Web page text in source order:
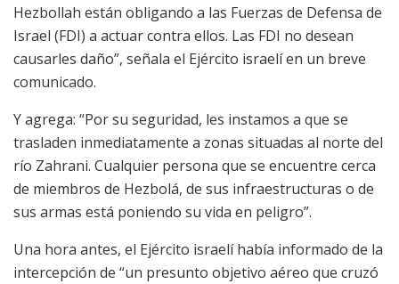
Hezbollah están obligando a las Fuerzas de Defensa de
Israel (FDI) a actuar contra ellos. Las FDI no desean
causarles daño”, señala el Ejército israelí en un breve
comunicado.
Y agrega: “Por su seguridad, les instamos a que se
trasladen inmediatamente a zonas situadas al norte del
río Zahrani. Cualquier persona que se encuentre cerca
de miembros de Hezbolá, de sus infraestructuras o de
sus armas está poniendo su vida en peligro”.
Una hora antes, el Ejército israelí había informado de la
intercepción de “un presunto objetivo aéreo que cruzó